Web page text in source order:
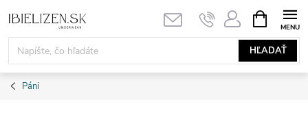
na
obsah
HĽADAŤ
KOŠÍK
Páni